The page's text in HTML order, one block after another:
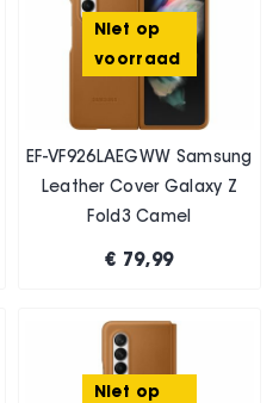
Niet op
voorraad
EF-VF926LAEGWW Samsung
Leather Cover Galaxy Z
Fold3 Camel
€ 79,99
Niet op